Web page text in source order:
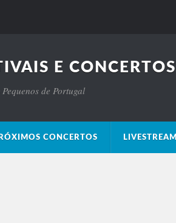
E CONCERTOS
de Portugal
CONCERTOS LIVESTREAM